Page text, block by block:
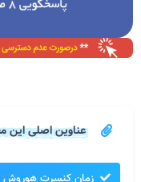
عناوین اصلی این
زمان کنسرت هوروش